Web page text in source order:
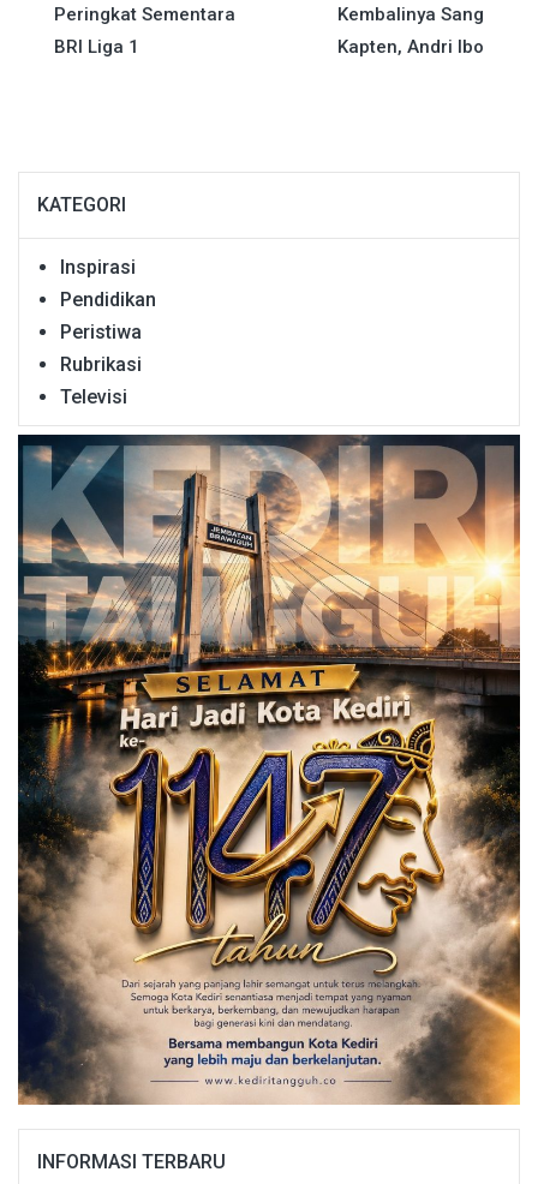
posPeringkat Sementara
BRI Liga 1
Kembalinya Sang
Kapten, Andri Ibo
KATEGORI
Inspirasi
Pendidikan
Peristiwa
Rubrikasi
Televisi
INFORMASI TERBARU